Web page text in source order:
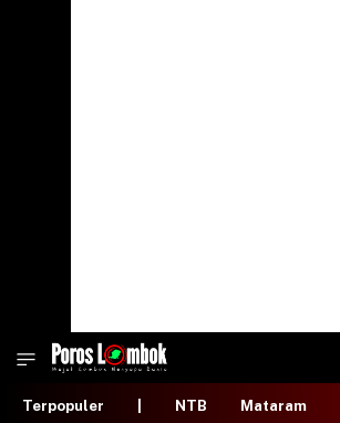
Terpopuler NTB Mataram